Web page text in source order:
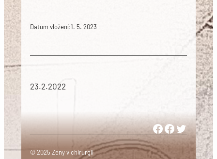
Datum vložení:1. 5. 2023
23.2.2022
Woman in Medicine Czech Republic
Women in Surgery Europe
Woman in Surgery Czech
© 2025 Ženy v chirurgii